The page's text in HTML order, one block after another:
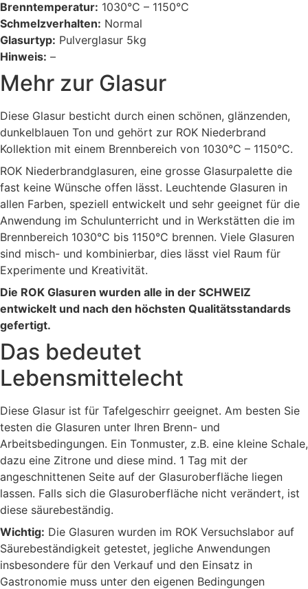
Brenntemperatur: 1030°C – 1150°C
Schmelzverhalten: Normal
Glasurtyp: Pulverglasur 5kg
Hinweis: –
Mehr zur Glasur
Diese Glasur besticht durch einen schönen, glänzenden,
dunkelblauen Ton und gehört zur ROK Niederbrand
Kollektion mit einem Brennbereich von 1030°C – 1150°C.
ROK Niederbrandglasuren, eine grosse Glasurpalette die
fast keine Wünsche offen lässt. Leuchtende Glasuren in
allen Farben, speziell entwickelt und sehr geeignet für die
Anwendung im Schulunterricht und in Werkstätten die im
Brennbereich 1030°C bis 1150°C brennen. Viele Glasuren
sind misch- und kombinierbar, dies lässt viel Raum für
Experimente und Kreativität.
Die ROK Glasuren wurden alle in der SCHWEIZ
entwickelt und nach den höchsten Qualitätsstandards
gefertigt.
Das bedeutet
Lebensmittelecht
Diese Glasur ist für Tafelgeschirr geeignet. Am besten Sie
testen die Glasuren unter Ihren Brenn- und
Arbeitsbedingungen. Ein Tonmuster, z.B. eine kleine Schale,
dazu eine Zitrone und diese mind. 1 Tag mit der
angeschnittenen Seite auf der Glasuroberfläche liegen
lassen. Falls sich die Glasuroberfläche nicht verändert, ist
diese säurebeständig.
Wichtig: Die Glasuren wurden im ROK Versuchslabor auf
Säurebeständigkeit getestet, jegliche Anwendungen
insbesondere für den Verkauf und den Einsatz in
Gastronomie muss unter den eigenen Bedingungen